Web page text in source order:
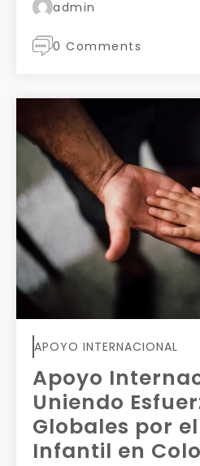
admin
0 Comments
APOYO INTERNACIONAL
Apoyo
Uniendo
Globales por
Infantil en